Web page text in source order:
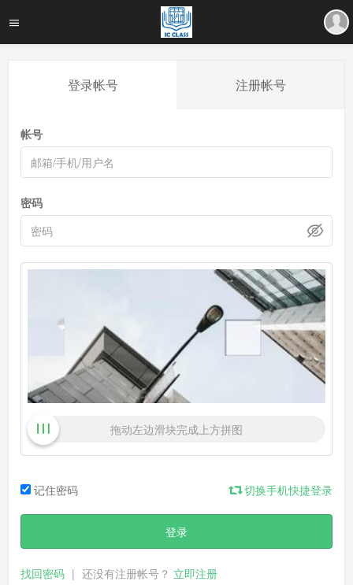
登录帐号 注册帐号
帐号
密码
拖动左边滑块完成上方拼图
记住密码 切换手机快捷登录
登录
找回密码 | 还没有注册帐号？ 立即注册